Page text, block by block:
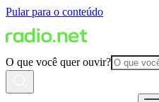
Pular para o conteúdo
O que você quer ouvir?